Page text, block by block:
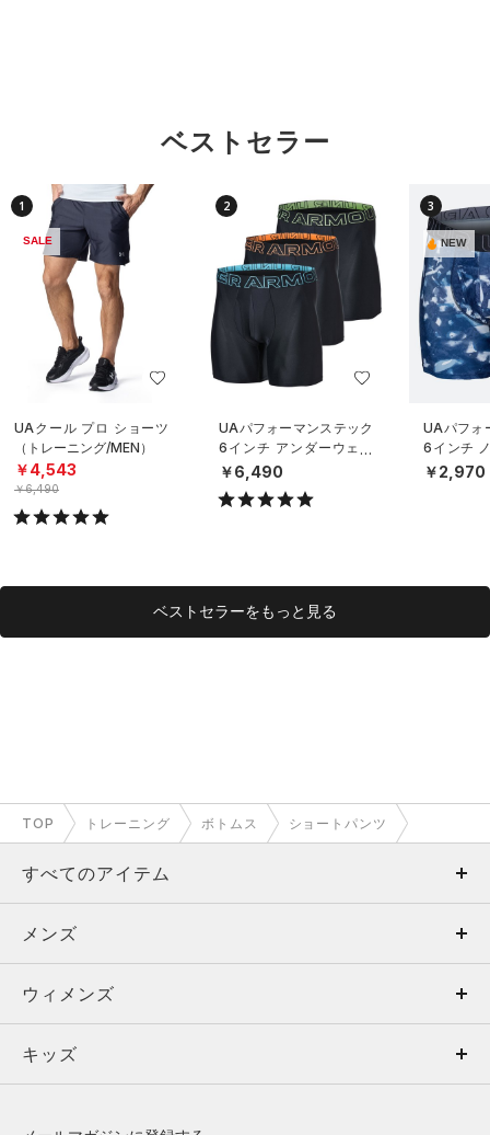
ベストセラー
1
SALE
UAクール プロ ショーツ
（トレーニング/MEN）
￥4,543
￥6,490
2
UAパフォーマンステック
6インチ アンダーウェア
（3枚セット）（トレーニ
ング/MEN）
￥6,490
3
NEW
UAパフォ
6インチ
ダーウェ
￥2,970
ベストセラーをもっと見る
TOP トレーニング ボトムス ショートパンツ
すべてのアイテム
メンズ
ウィメンズ
キッズ
メンズ
トップス
ボトムス
ウィメンズ
トップス
キッズ